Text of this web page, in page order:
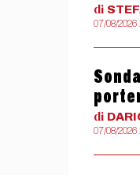
di
07/08/2026
di
07/08/2026